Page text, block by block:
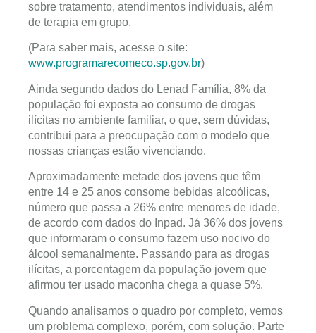
sobre tratamento, atendimentos individuais, além
de terapia em grupo.
(Para saber mais, acesse o site:
www.programarecomeco.sp.gov.br)
Ainda segundo dados do Lenad Família, 8% da
população foi exposta ao consumo de drogas
ilícitas no ambiente familiar, o que, sem dúvidas,
contribui para a preocupação com o modelo que
nossas crianças estão vivenciando.
Aproximadamente metade dos jovens que têm
entre 14 e 25 anos consome bebidas alcoólicas,
número que passa a 26% entre menores de idade,
de acordo com dados do Inpad. Já 36% dos jovens
que informaram o consumo fazem uso nocivo do
álcool semanalmente. Passando para as drogas
ilícitas, a porcentagem da população jovem que
afirmou ter usado maconha chega a quase 5%.
Quando analisamos o quadro por completo, vemos
um problema complexo, porém, com solução. Parte